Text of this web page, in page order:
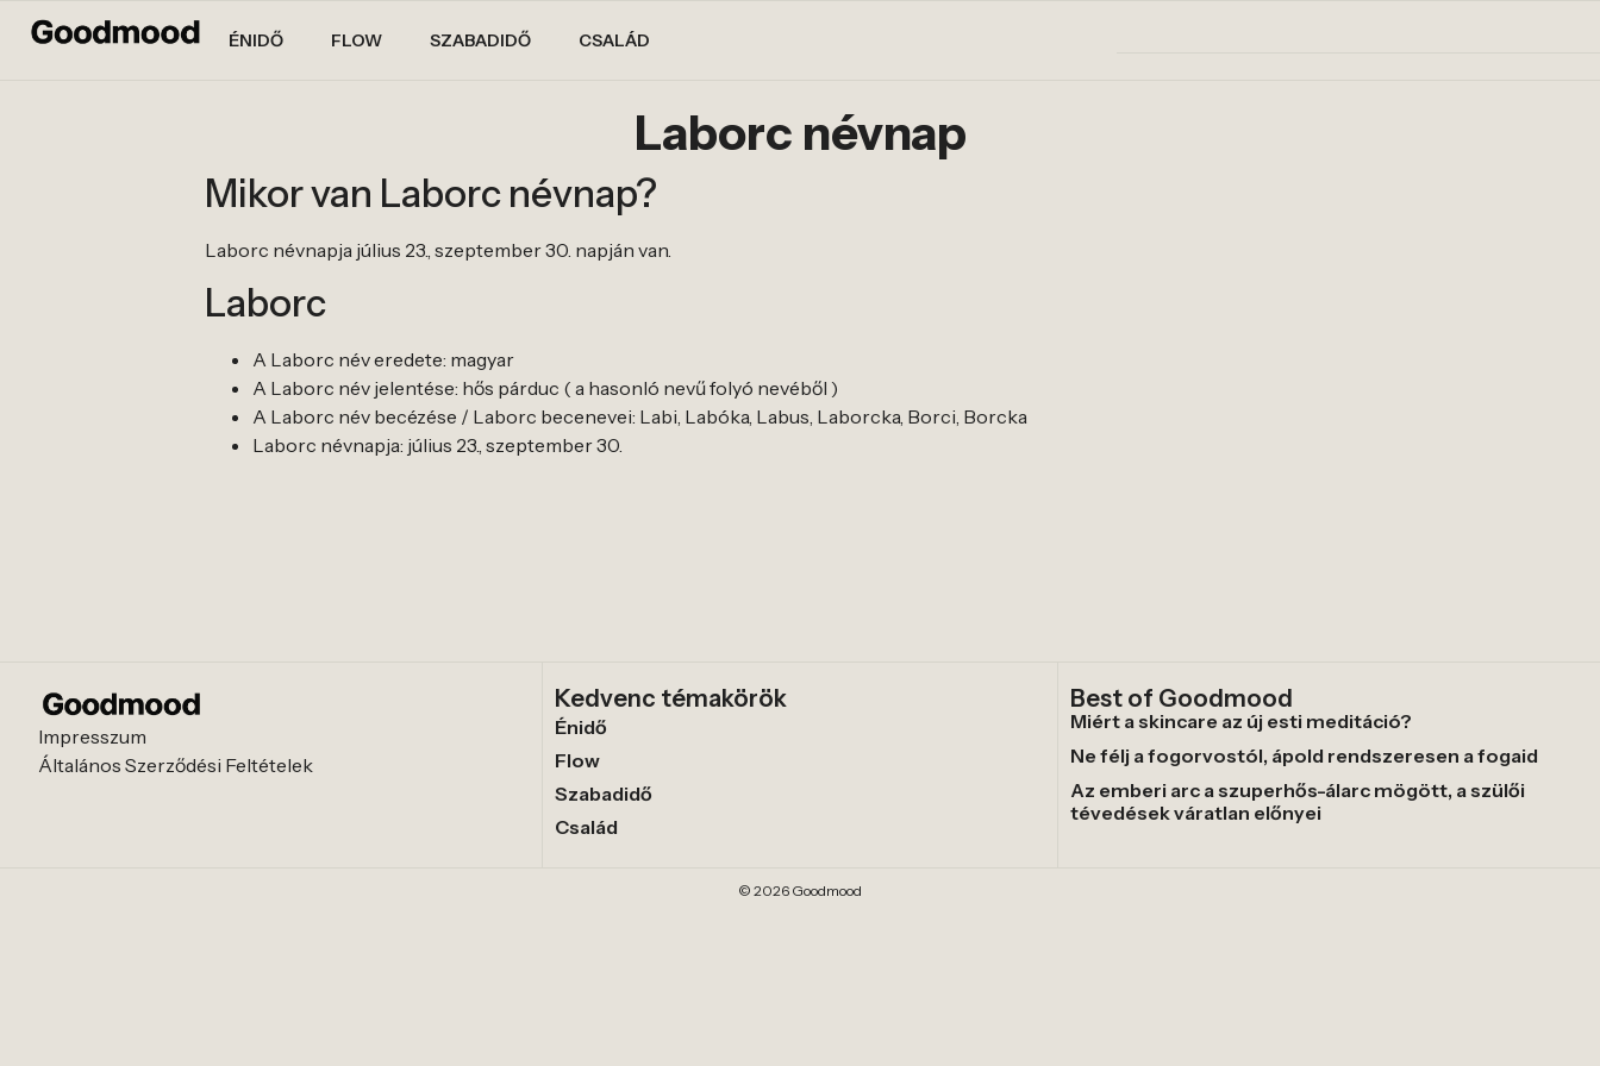
ÉNIDŐ FLOW SZABADIDŐ CSALÁD
Laborc névnap
Mikor van Laborc névnap?
Laborc névnapja július 23., szeptember 30. napján van.
Laborc
A Laborc név eredete: magyar
A Laborc név jelentése: hős párduc ( a hasonló nevű folyó nevéből )
A Laborc név becézése / Laborc becenevei: Labi, Labóka, Labus, Laborcka, Borci, Borcka
Laborc névnapja: július 23., szeptember 30.
Impresszum
Általános Szerződési Feltételek
Kedvenc témakörök
Énidő
Flow
Szabadidő
Család
Best of Goodmood
Miért a skincare az új esti meditáció?
Ne félj a fogorvostól, ápold rendszeresen a fogaid
Az emberi arc a szuperhős-álarc mögött, a szülői
tévedések váratlan előnyei
© 2026 Goodmood